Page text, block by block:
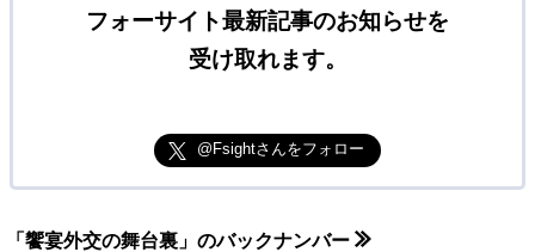
フォーサイト最新記事のお知らせを
受け取れます。
@Fsightさんをフォロー
「饗宴外交の舞台裏」のバックナンバー